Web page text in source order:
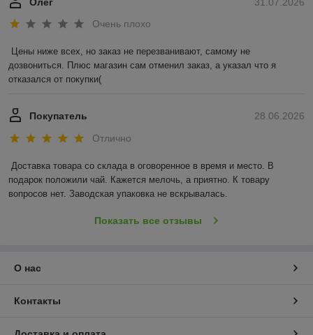
Очень плохо
Цены ниже всех, но заказ не перезванивают, самому не
дозвониться. Плюс магазин сам отменил заказ, а указал что я
отказался от покупки(
28.06.2026
Покупатель
Отлично
Доставка товара со склада в оговоренное в время и место. В
подарок положили чай. Кажется мелочь, а приятно. К товару
вопросов нет. Заводская упаковка не вскрывалась.
Показать все отзывы
О нас
Контакты